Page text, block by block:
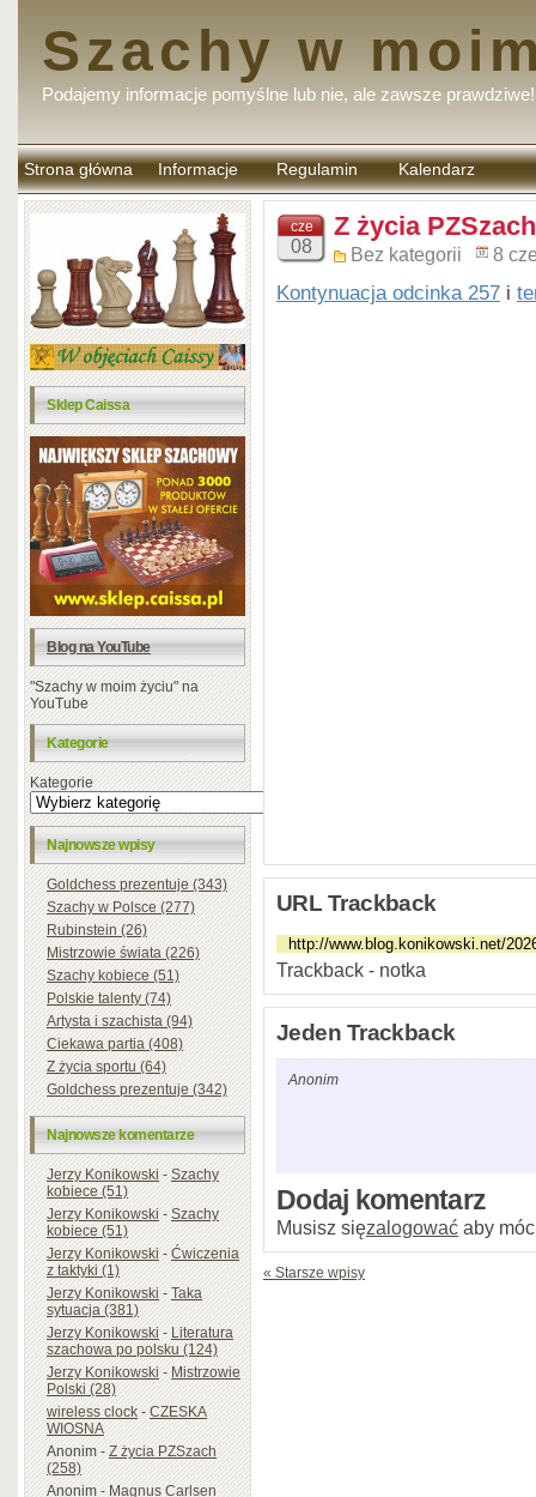
Szachy w
Podajemy informacje pomyślne lub nie, ale zawsze prawdziwe!
Strona główna Informacje Regulamin
komentarzy
Kalendarz
Sklep Caissa
Blog na YouTube
"Szachy w moim życiu" na
YouTube
Kategorie
Kategorie
Najnowsze wpisy
Goldchess prezentuje (343)
Szachy w Polsce (277)
Rubinstein (26)
Mistrzowie świata (226)
Szachy kobiece (51)
Polskie talenty (74)
Artysta i szachista (94)
Ciekawa partia (408)
Z życia sportu (64)
Goldchess prezentuje (342)
Najnowsze komentarze
Jerzy Konikowski-Szachy
kobiece (51)
Jerzy Konikowski-Szachy
kobiece (51)
Jerzy Konikowski-Ćwiczenia
z taktyki (1)
Jerzy Konikowski-Taka
sytuacja (381)
Jerzy Konikowski-Literatura
szachowa po polsku (124)
Jerzy Konikowski-Mistrzowie
Polski (28)
wireless clock-CZESKA
WIOSNA
Anonim-Z życia PZSzach
(258)
Anonim-Magnus Carlsen
cze
08
Z życia
Bez kategorii 8
Kontynuacja odcinka 257 i
URL Trackback
Trackback - notka
Jeden Trackback
Anonim
Dodaj komentarz
Musisz sięzalogować aby
« Starsze wpisy